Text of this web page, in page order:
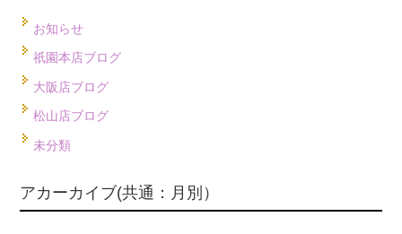
お知らせ
祇園本店ブログ
大阪店ブログ
松山店ブログ
未分類
アカーカイブ(共通：月別）